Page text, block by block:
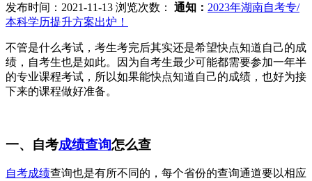
发布时间：2021-11-13 浏览次数： 通知： 2023年湖南自考专/
本科学历提升方案出炉！
不管是什么考试，考生考完后其实还是希望快点知道自己的成
绩，自考生也是如此。因为自考生最少可能都需要参加一年半
的专业课程考试，所以如果能快点知道自己的成绩，也好为接
下来的课程做好准备。
一、自考成绩查询怎么查
自考成绩查询也是有所不同的，每个省份的查询通道要以相应